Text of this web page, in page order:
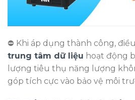
⛔ Khi áp dụng thành công,
trung tâm dữ liệu hoạt động
lượng tiêu thụ năng lượng
góp tích cực vào bảo vệ môi